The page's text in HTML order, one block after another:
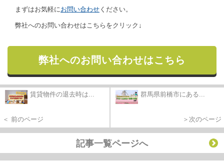
まずはお気軽に お問い合わせ ください。
弊社へのお問い合わせはこちらをクリック↓
弊社へのお問い合わせはこちら
賃貸物件の退去時は...
＜ 前のページ
群馬県前橋市にある...
＞次のページ
記事一覧ページへ